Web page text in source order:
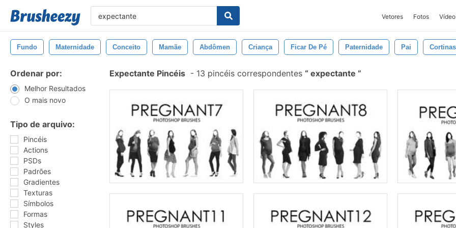
Vetores Fotos Vídeo
Fundo Maternidade Conceito Mamãe Abdômen Criança Ficar De Pé Paternidade Pai Cortinas
Ordenar por:
Melhor Resultados
O mais novo
Tipo de arquivo:
Pincéis
Actions
PSDs
Padrões
Gradientes
Texturas
Símbolos
Formas
Styles
Expectante Pincéis - 13 pincéis correspondentes expectante